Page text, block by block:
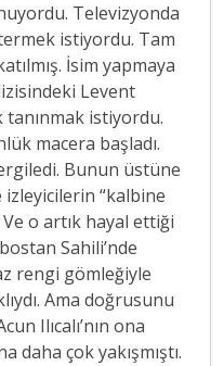
Televizyonda
istiyordu. Tam
İsim yapmaya
Levent
istiyordu.
macera başladı.
Bunun üstüne
izleyicilerin “kalbine
o artık hayal ettiği
Sahili’nde
rengi gömleğiyle
Ama doğrusunu
Ilıcalı’nın ona
daha çok yakışmıştı.